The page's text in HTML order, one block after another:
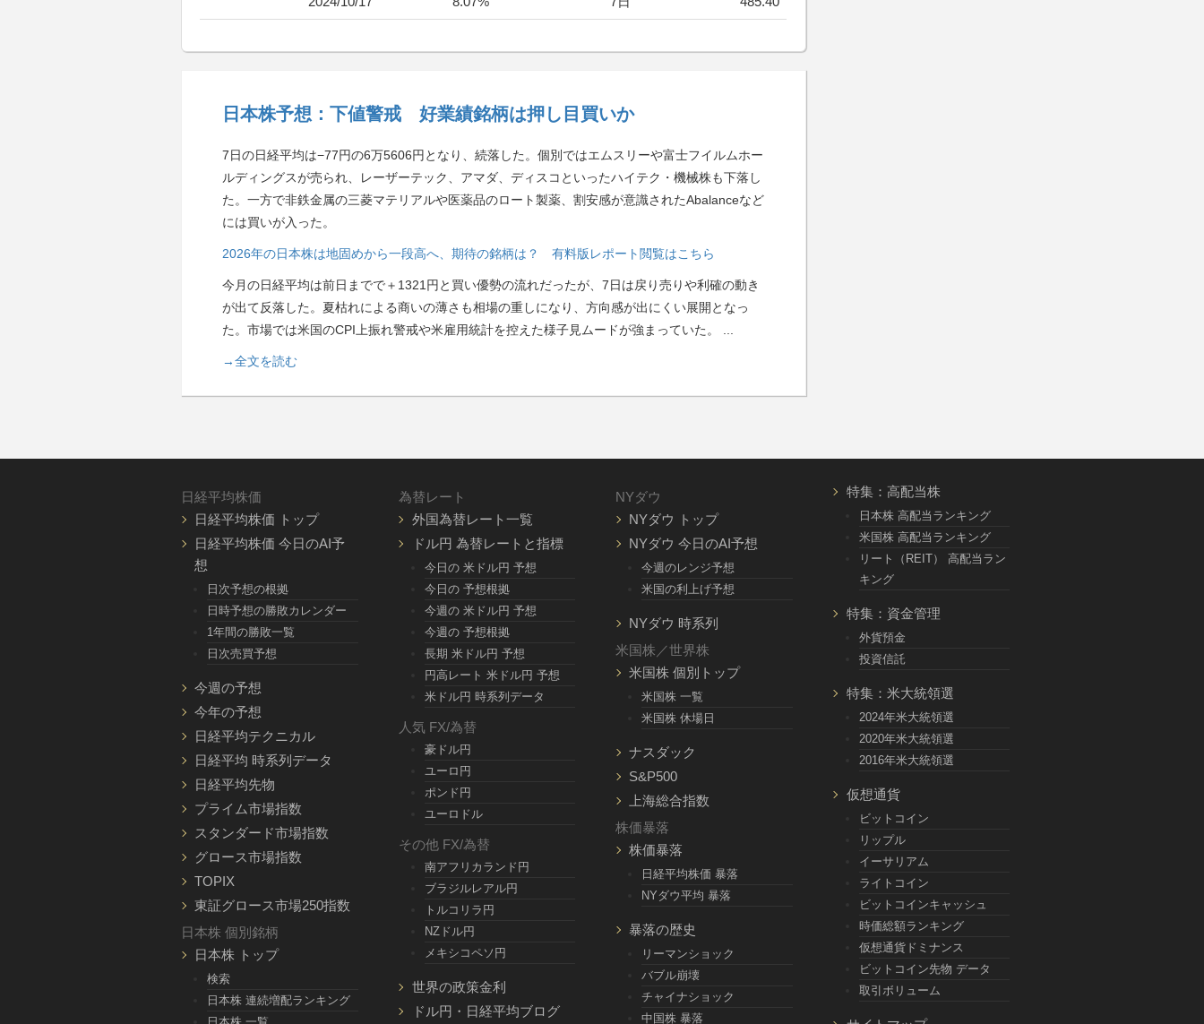
日本株予想：下値警戒 好業績銘柄は押し目買いか
7日の日経平均は−77円の6万5606円となり、続落した。個別ではエムスリーや富士フイルムホー
ルディングスが売られ、レーザーテック、アマダ、ディスコといったハイテク・機械株も下落し
た。一方で非鉄金属の三菱マテリアルや医薬品のロート製薬、割安感が意識されたAbalanceなど
には買いが入った。
2026年の日本株は地固めから一段高へ、期待の銘柄は？ 有料版レポート閲覧はこちら
今月の日経平均は前日までで＋1321円と買い優勢の流れだったが、7日は戻り売りや利確の動き
が出て反落した。夏枯れによる商いの薄さも相場の重しになり、方向感が出にくい展開となっ
た。市場では米国のCPI上振れ警戒や米雇用統計を控えた様子見ムードが強まっていた。
...
→全文を読む
日経平均株価
日経平均株価 トップ
日経平均株価 今日のAI予
想
日次予想の根拠
日時予想の勝敗カレンダー
1年間の勝敗一覧
日次売買予想
今週の予想
今年の予想
日経平均テクニカル
日経平均 時系列データ
日経平均先物
プライム市場指数
スタンダード市場指数
グロース市場指数
TOPIX
東証グロース市場250指数
日本株 個別銘柄
日本株 トップ
検索
日本株 連続増配ランキング
為替レート
外国為替レート一覧
ドル円 為替レートと指標
今日の 米ドル円 予想
今日の 予想根拠
今週の 米ドル円 予想
今週の 予想根拠
長期 米ドル円 予想
円高レート 米ドル円 予想
米ドル円 時系列データ
人気 FX/為替
豪ドル円
ユーロ円
ポンド円
ユーロドル
その他 FX/為替
南アフリカランド円
ブラジルレアル円
トルコリラ円
NZドル円
メキシコペソ円
世界の政策金利
ドル円・日経平均ブログ
NYダウ
NYダウ トップ
NYダウ 今日のAI予想
今週のレンジ予想
米国の利上げ予想
NYダウ 時系列
米国株／世界株
米国株 個別トップ
米国株 一覧
米国株 休場日
ナスダック
S&P500
上海総合指数
株価暴落
株価暴落
日経平均株価 暴落
NYダウ平均 暴落
暴落の歴史
リーマンショック
バブル崩壊
チャイナショック
中国株 暴落
特集：高配当株
日本株 高配当ランキング
米国株 高配当ランキング
リート（REIT） 高配当ラン
キング
特集：資金管理
外貨預金
投資信託
特集：米大統領選
2024年米大統領選
2020年米大統領選
2016年米大統領選
仮想通貨
ビットコイン
リップル
イーサリアム
ライトコイン
ビットコインキャッシュ
時価総額ランキング
仮想通貨ドミナンス
ビットコイン先物 データ
取引ボリューム